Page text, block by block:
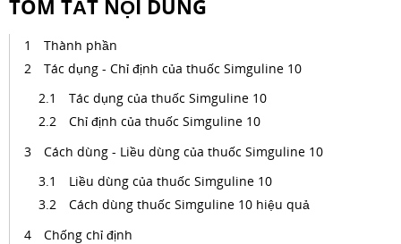
TÓM TẮT NỘI DUNG
Thành phần
Tác dụng - Chỉ định của thuốc Simguline 10
Tác dụng của thuốc Simguline 10
Chỉ định của thuốc Simguline 10
Cách dùng - Liều dùng của thuốc Simguline 10
Liều dùng của thuốc Simguline 10
Cách dùng thuốc Simguline 10 hiệu quả
Chống chỉ định